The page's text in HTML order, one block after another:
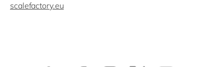
scalefactory.eu